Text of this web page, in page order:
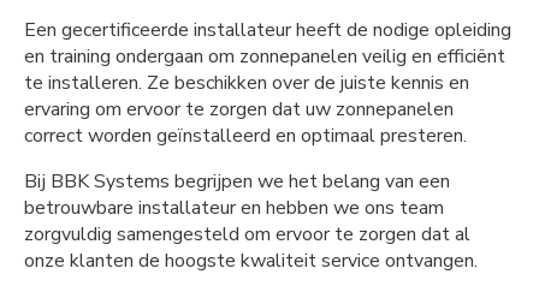
Een gecertificeerde installateur heeft de nodige opleiding
en training ondergaan om zonnepanelen veilig en efficiënt
te installeren. Ze beschikken over de juiste kennis en
ervaring om ervoor te zorgen dat uw zonnepanelen
correct worden geïnstalleerd en optimaal presteren.
Bij BBK Systems begrijpen we het belang van een
betrouwbare installateur en hebben we ons team
zorgvuldig samengesteld om ervoor te zorgen dat al
onze klanten de hoogste kwaliteit service ontvangen.